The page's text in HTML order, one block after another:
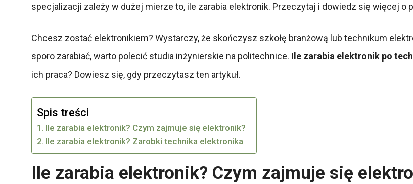
specjalizacji zależy w dużej mierze to, ile zarabia elektronik. Przeczytaj i dowiedz się więcej o
Chcesz zostać elektronikiem? Wystarczy, że skończysz szkołę branżową lub technikum
sporo zarabiać, warto polecić studia inżynierskie na politechnice. Ile zarabia elektronik po
ich praca? Dowiesz się, gdy przeczytasz ten artykuł.
Spis treści
Ile zarabia elektronik? Czym zajmuje się elektronik?
Ile zarabia elektronik? Zarobki technika elektronika
Ile zarabia elektronik? Czym zajmuje się